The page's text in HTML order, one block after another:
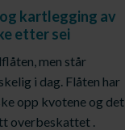
kartlegging av
etter sei
men står
i dag. Flåten har
opp kvotene og det
overbeskattet .